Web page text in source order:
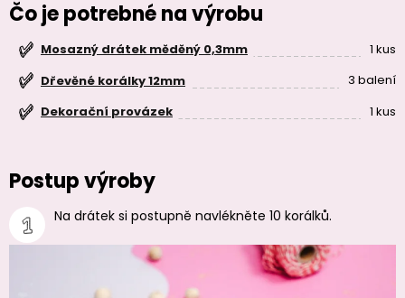
Čo je potrebné na výrobu
Mosazný drátek měděný 0,3mm
1 kus
Dřevěné korálky 12mm
3 balení
Dekorační provázek
1 kus
Postup výroby
Na drátek si postupně navlékněte 10 korálků.